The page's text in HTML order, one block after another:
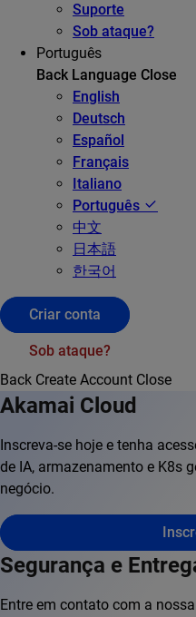
Suporte
Sob ataque?
Português
Back Language Close
English
Deutsch
Español
Français
Italiano
Português
中文
日本語
한국어
Criar conta
Sob ataque?
Back Create Account Close
Akamai Cloud
Inscreva-se hoje e tenha
de IA, armazenamento e K8s
negócio.
Segurança e
Entre em contato com a